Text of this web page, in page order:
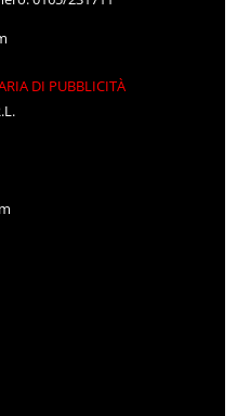
DI PUBBLICITÀ